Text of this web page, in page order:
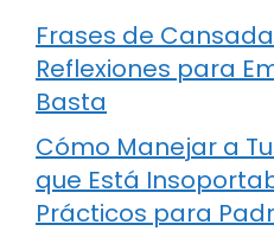
Frases de
Reflexiones para
Basta
Cómo Manejar a
que Está
Prácticos para